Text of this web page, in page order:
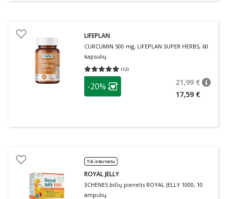
LIFEPLAN
CURCUMIN 500 mg, LIFEPLAN SUPER HERBS, 60
kapsulių
(12)
Vidutinis įvertinimas 4.83
patarimas
Lojalumo klubo narių nuolaida
-20% 21,99 €
17,59 €
Tik internetu
ROYAL JELLY
3CHENES bičių pienelis ROYAL JELLY 1000, 10
ampulių